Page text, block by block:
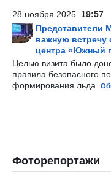
28 ноября 2025 19:57
Представители
важную встречу
центра «Южный
Целью визита было
правила безопасного
формирования льда.
Фоторепортажи